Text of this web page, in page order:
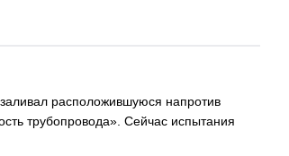
расположившуюся напротив
трубопровода». Сейчас испытания